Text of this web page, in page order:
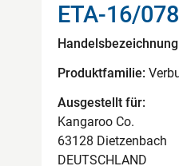
ETA-16/
Produktfamilie:
Ausgestellt für:
Kangaroo Co.
63128 Dietzenbach
DEUTSCHLAND